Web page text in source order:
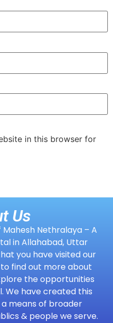
in this browser for
Us
Nethralaya – A
in Allahabad, Uttar
you have visited our
find out more about
the opportunities
We have created this
means of broader
& people we serve.